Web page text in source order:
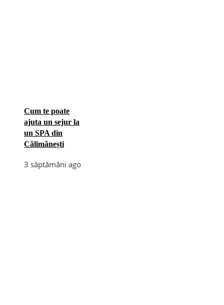
Cum te poate
ajuta un sejur la
un SPA din
Călimănești
3 săptămâni ago